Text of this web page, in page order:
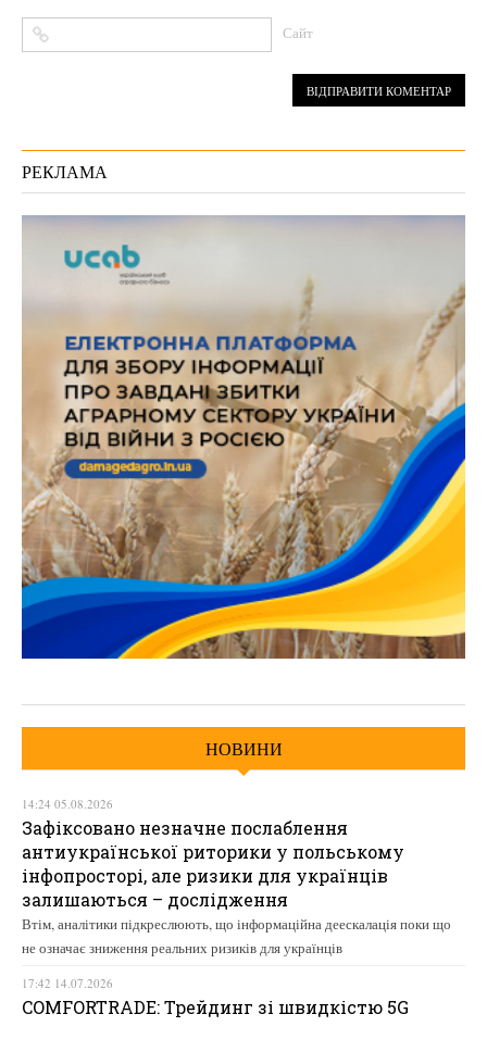
Сайт
РЕКЛАМА
НОВИНИ
14:24 05.08.2026
Зафіксовано незначне послаблення
антиукраїнської риторики у польському
інфопросторі, але ризики для українців
залишаються – дослідження
Втім, аналітики підкреслюють, що інформаційна деескалація поки що
не означає зниження реальних ризиків для українців
17:42 14.07.2026
COMFORTRADE: Трейдинг зі швидкістю 5G